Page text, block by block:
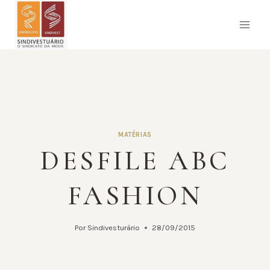
Pular
MATÉRIAS
DESFILE ABC
FASHION
Por Sindivesturário 28/09/2015